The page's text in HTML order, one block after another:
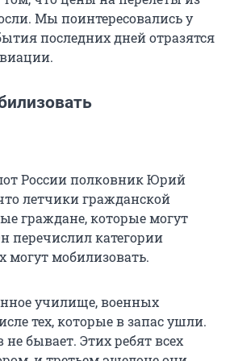
Мы поинтересовались у
последних дней отразятся
России полковник Юрий
летчики гражданской
граждане, которые могут
перечислил категории
могут мобилизовать.
училище, военных
тех, которые в запас ушли.
бывает. Этих ребят всех